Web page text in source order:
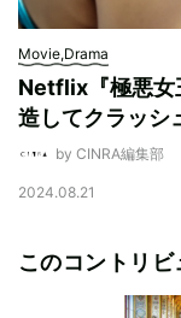
Movie,Drama
Netflix『極悪女
造してクラッシ
by CINRA編集部
2024.08.21
このコントリ